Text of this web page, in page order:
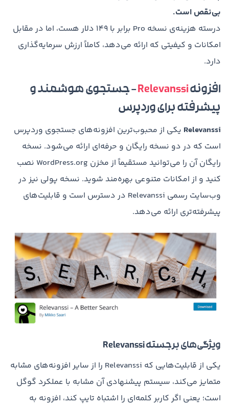
بی‌نقص است.
درسته هزینه‌ی نسخه Pro برابر با ۱۴۹ دلار هست، اما در مقابل
امکانات و کیفیتی که ارائه می‌دهد، کاملاً ارزش سرمایه‌گذاری
دارد.
افزونهRelevanssi– جستجوی هوشمند و
پیشرفته برای وردپرس
Relevanssi یکی از محبوب‌ترین افزونه‌های جستجوی وردپرس
است که در دو نسخه رایگان و حرفه‌ای ارائه می‌شود. نسخه
رایگان آن را می‌توانید مستقیماً از مخزن WordPress.org نصب
کنید و از امکانات متنوعی بهره‌مند شوید. نسخه پولی نیز در
وب‌سایت رسمی Relevanssi در دسترس است و قابلیت‌های
پیشرفته‌تری ارائه می‌دهد.
ویژگی‌های برجسته Relevanssi
یکی از قابلیت‌هایی که Relevanssi را از سایر افزونه‌های مشابه
متمایز می‌کند، سیستم پیشنهادی آن مشابه با عملکرد گوگل
است؛ یعنی اگر کاربر کلمه‌ای را اشتباه تایپ کند، افزونه به